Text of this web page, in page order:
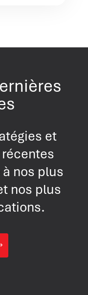
et
nos plus
nos plus